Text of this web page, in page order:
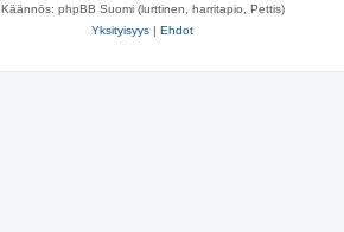
Käännös: phpBB Suomi (lurttinen, harritapio, Pettis)
Yksityisyys | Ehdot